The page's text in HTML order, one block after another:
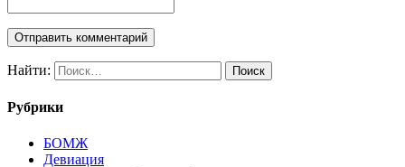
Найти:
Рубрики
БОМЖ
Девиация